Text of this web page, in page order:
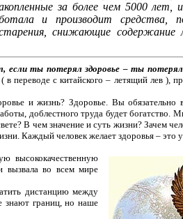
за более чем 5000 лет,
и производит средства,
снижающие содержание
если ты потерял здоровье – ты
переводе с китайского – летящий лев ),
и жизнь? Здоровье. Вы обязательно
доблестного труда будет богатство.
В чем значение и суть жизни? Зачем
Каждый человек желает здоровья – это
высококачественную
вызвала во всем мире
дистанцию между
знают границ, но наше